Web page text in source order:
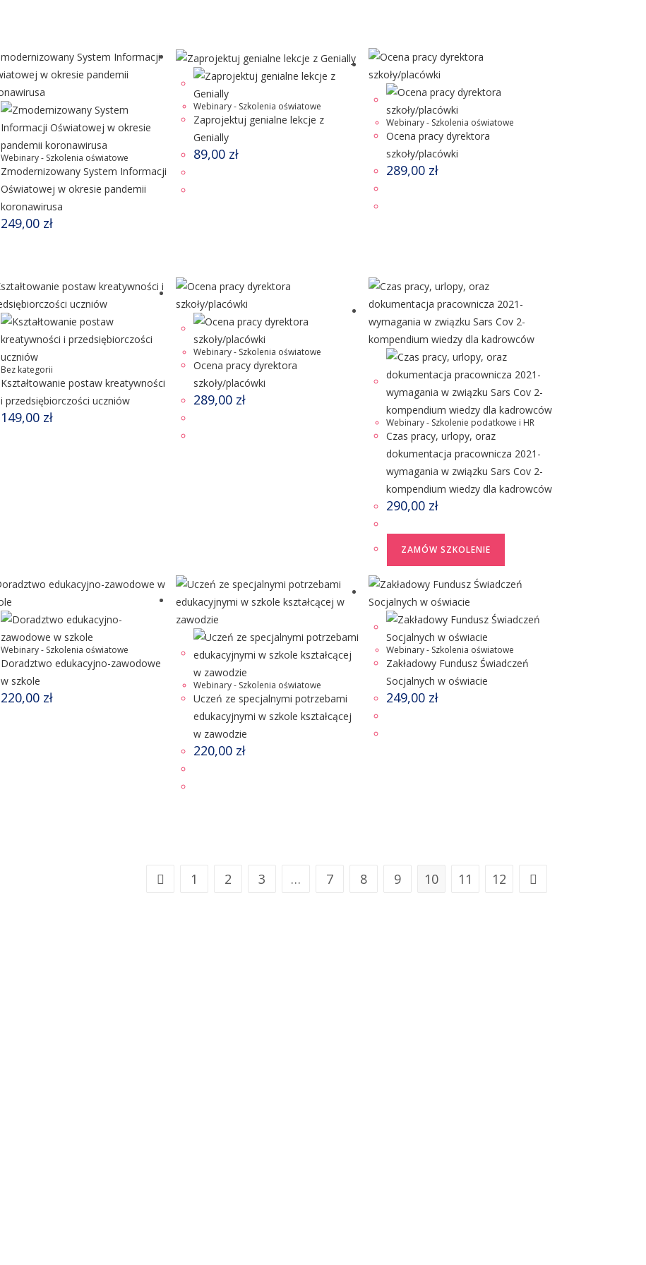
Webinary - Szkolenia oświatowe
Zmodernizowany System Informacji
Oświatowej w okresie pandemii
koronawirusa
249,00 zł
Webinary - Szkolenia oświatowe
Zaprojektuj genialne lekcje z
Genially
89,00 zł
Webinary - Szkolenia oświatowe
Ocena pracy dyrektora
szkoły/placówki
289,00 zł
Bez kategorii
Kształtowanie postaw kreatywności
i przedsiębiorczości uczniów
149,00 zł
Webinary - Szkolenia oświatowe
Ocena pracy dyrektora
szkoły/placówki
289,00 zł
Webinary - Szkolenie podatkowe i HR
Czas pracy, urlopy, oraz
dokumentacja pracownicza 2021-
wymagania w związku Sars Cov 2-
kompendium wiedzy dla kadrowców
290,00 zł
ZAMÓW SZKOLENIE
Webinary - Szkolenia oświatowe
Doradztwo edukacyjno-zawodowe
w szkole
220,00 zł
Webinary - Szkolenia oświatowe
Uczeń ze specjalnymi potrzebami
edukacyjnymi w szkole kształcącej
w zawodzie
220,00 zł
Webinary - Szkolenia oświatowe
Zakładowy Fundusz Świadczeń
Socjalnych w oświacie
249,00 zł
1 2 3 … 7 8 9 10 11 12